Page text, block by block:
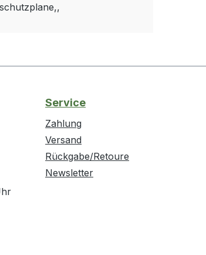
Service
Zahlung
Versand
Rückgabe/Retoure
Newsletter